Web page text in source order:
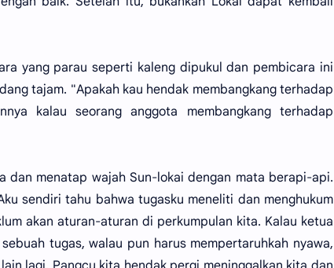
yang parau seperti kaleng dipukul dan pembicara ini
tajam. "Apakah kau hendak membangkang terhadap
kalau seorang anggota membangkang terhadap
dan menatap wajah Sun-lokai dengan mata berapi-api.
sendiri tahu bahwa tugasku meneliti dan menghukum
akan aturan-aturan di perkumpulan kita. Kalau ketua
tugas, walau pun harus mempertaruhkah nyawa,